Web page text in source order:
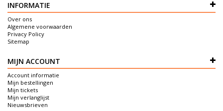
INFORMATIE
Over ons
Algemene voorwaarden
Privacy Policy
Sitemap
MIJN ACCOUNT
Account informatie
Mijn bestellingen
Mijn tickets
Mijn verlanglijst
Nieuwsbrieven